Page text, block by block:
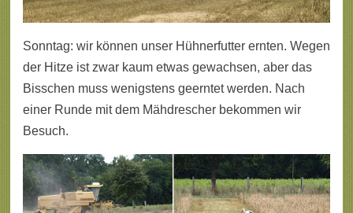
Sonntag: wir können unser Hühnerfutter ernten. Wegen
der Hitze ist zwar kaum etwas gewachsen, aber das
Bisschen muss wenigstens geerntet werden. Nach
einer Runde mit dem Mähdrescher bekommen wir
Besuch.